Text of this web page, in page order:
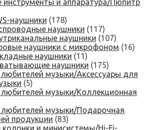
инструменты и аппаратура/Пюпитр
наушники (178)
наушники (117)
наушники (107)
наушники с микрофоном (16)
наушники (11)
наушники (175)
музыки/Аксессуары для
(5)
музыки/Коллекционная
музыки/Подарочная
продукции (83)